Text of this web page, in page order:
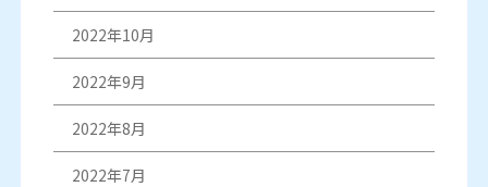
2022年10月
2022年9月
2022年8月
2022年7月